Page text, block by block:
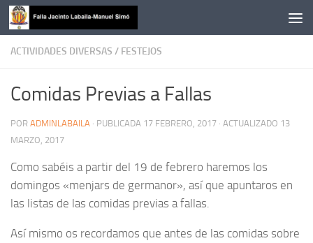
Saltar al contenido
ACTIVIDADES DIVERSAS / FESTEJOS
Comidas Previas a Fallas
POR ADMINLABAILA · PUBLICADA 17 FEBRERO, 2017 · ACTUALIZADO 13
MARZO, 2017
Como sabéis a partir del 19 de febrero haremos los
domingos «menjars de germanor», así que apuntaros en
las listas de las comidas previas a fallas.
Así mismo os recordamos que antes de las comidas sobre